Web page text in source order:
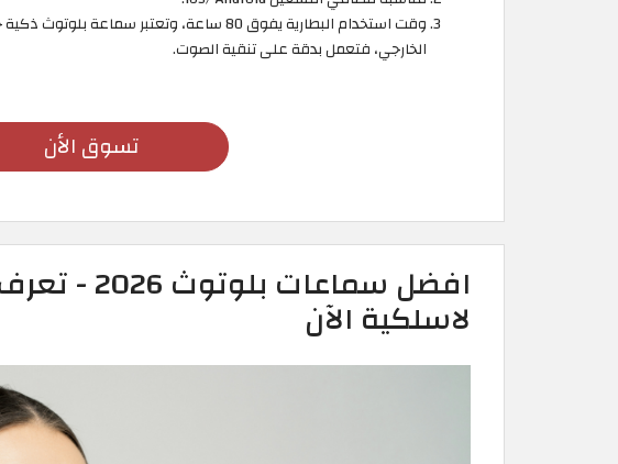
وقت استخدام البطارية يفوق 80 ساعة، وتعتبر
الخارجي، فتعمل بدقة على تنقية الصوت.
تسوق الأن
افضل
لاسلكية الآن